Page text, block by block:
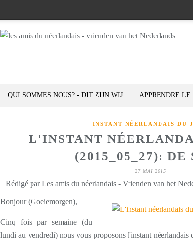
QUI SOMMES NOUS? - DIT ZIJN WIJ APPRENDRE
INSTANT NÉERLANDAIS DU
L'INSTANT
(2015_05_27): DE
27 MAI 2015
Rédigé par Les amis du néerlandais - Vrienden van het
Bonjour (Goeiemorgen),
Cinq fois par semaine (du
lundi au vendredi) nous vous proposons l'instant néerlandais